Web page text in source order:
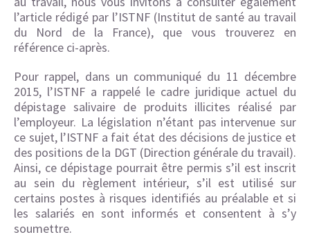
l’article rédigé par l’ISTNF (Institut de santé au travail
du Nord de la France), que vous trouverez en
référence ci-après.
Pour rappel, dans un communiqué du 11 décembre
2015, l’ISTNF a rappelé le cadre juridique actuel du
dépistage salivaire de produits illicites réalisé par
l’employeur. La législation n’étant pas intervenue sur
ce sujet, l’ISTNF a fait état des décisions de justice et
des positions de la DGT (Direction générale du travail).
Ainsi, ce dépistage pourrait être permis s’il est inscrit
au sein du règlement intérieur, s’il est utilisé sur
certains postes à risques identifiés au préalable et si
les salariés en sont informés et consentent à s’y
soumettre.